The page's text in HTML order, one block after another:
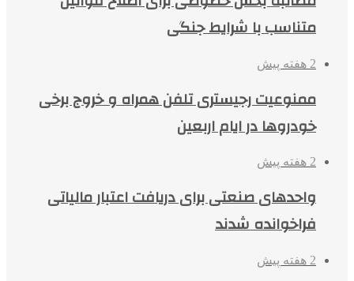
متناسب با شرایط جنگی
2 هفته پیش
ممنوعیت رجیستری تلفن همراه و خروج برخی
خودروها در ایام اربعین
2 هفته پیش
واحدهای صنعتی برای دریافت اعتبار مالیاتی
فراخوانده شدند
2 هفته پیش